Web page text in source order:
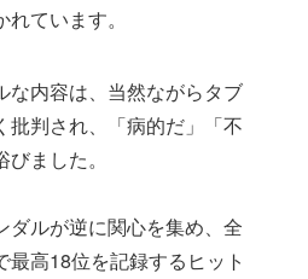
ています。
な内容は、当然ながらタブ
批判され、「病的だ」「不
ました。
ダルが逆に関心を集め、全
高18位を記録するヒット